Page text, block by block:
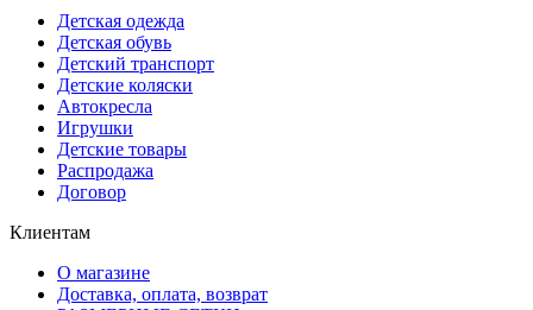
Детская одежда
Детская обувь
Детский транспорт
Детские коляски
Автокресла
Игрушки
Детские товары
Распродажа
Договор
Клиентам
О магазине
Доставка, оплата, возврат